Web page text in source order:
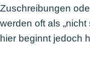
Zuschreibungen
werden oft als
hier beginnt jedoch